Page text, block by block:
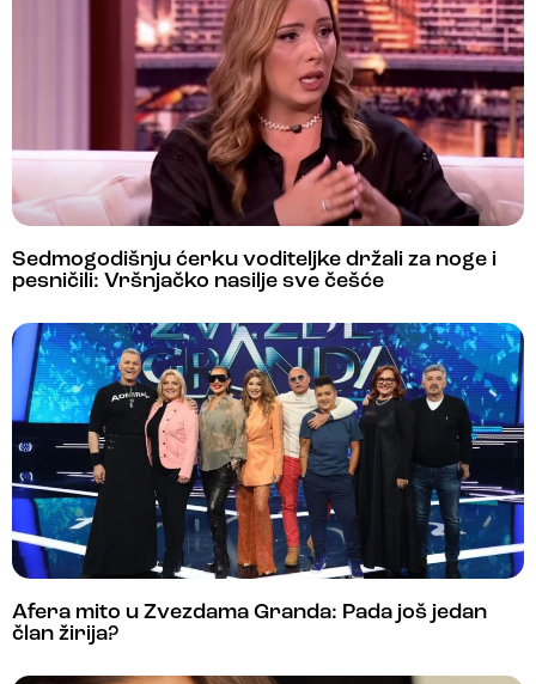
Sedmogodišnju ćerku voditeljke držali za noge i
pesničili: Vršnjačko nasilje sve češće
Afera mito u Zvezdama Granda: Pada još jedan
član žirija?